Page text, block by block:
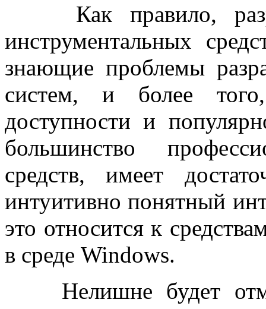
Как правило,
инструментальных
знающие проблемы
систем, и более
доступности и
большинство
средств, имеет
интуитивно понятный
это относится к
в среде Windows.
Нелишне будет